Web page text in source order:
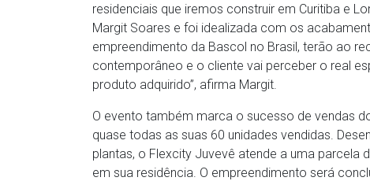
residenciais que iremos construir em Curitiba e
Margit Soares e foi idealizada com os
empreendimento da Bascol no Brasil, terão ao
contemporâneo e o cliente vai perceber o real
produto adquirido”, afirma Margit.
O evento também marca o sucesso de vendas
quase todas as suas 60 unidades vendidas.
plantas, o Flexcity Juvevê atende a uma
em sua residência. O empreendimento será